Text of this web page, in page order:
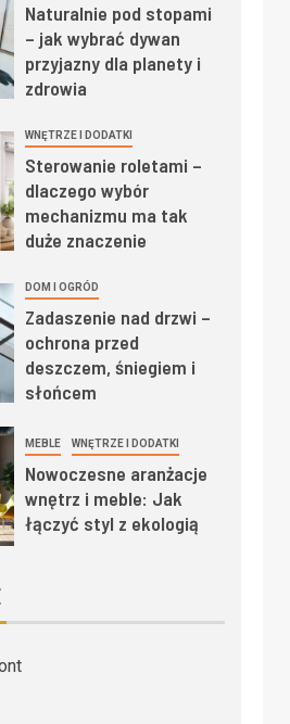
Naturalnie pod stopami
– jak wybrać dywan
przyjazny dla planety i
zdrowia
WNĘTRZE I DODATKI
Sterowanie roletami –
dlaczego wybór
mechanizmu ma tak
duże znaczenie
DOM I OGRÓD
Zadaszenie nad drzwi –
ochrona przed
deszczem, śniegiem i
słońcem
MEBLE WNĘTRZE I DODATKI
Nowoczesne aranżacje
wnętrz i meble: Jak
łączyć styl z ekologią